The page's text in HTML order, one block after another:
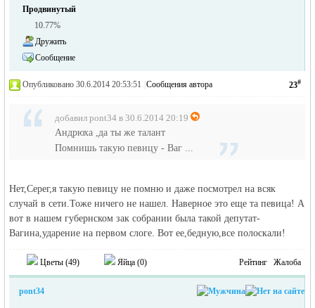
Продвинутый
10.77%
Дружить
Сообщение
23#
Опубликовано 30.6.2014 20:53:51 Сообщения автора
добавил pont34 в 30.6.2014 20:19
Андрюха ,да ты же талант
Помнишь такую певицу - Ваг ...
Нет,Серег,я такую певицу не помню и даже посмотрел на всяк
случай в сети.Тоже ничего не нашел. Наверное это еще та певица! А
вот в нашем губернском зак собрании была такой депутат-
Вагина,ударение на первом слоге. Вот ее,бедную,все полоскали!
Цветы (49) Яйца (0) Рейтинг Жалоба
pont34